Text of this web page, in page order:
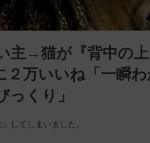
主→猫が『背中の
万いいね「一瞬
くり」
してしまいました。